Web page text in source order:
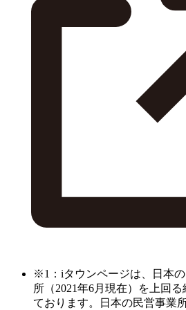
※1：iタウンページは、日本
所（2021年6月現在）を上回
ております。日本の民営事業